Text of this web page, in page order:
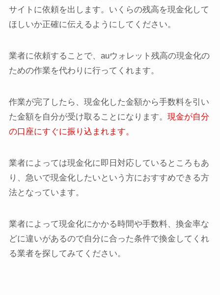
サイトに依頼を出します。いくらの残高を現金化して
ほしいか正確に伝えるようにしてください。
業者に依頼することで、auウォレット残高の現金化の
ための作業を代わりに行ってくれます。
作業が完了したら、現金化した金額から手数料を引い
た金額を自分が受け取ることになります。 現金が自分
の口座にすぐに振り込まれます。
業者によっては現金化に即日対応しているところもあ
り、急いで現金化したいという方におすすめできる方
法となっています。
業者によって現金化にかかる時間や手数料、換金率な
どに違いがあるので自分に合った条件で換金してくれ
る業者を探してみてください。